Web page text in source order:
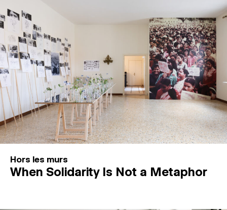
Hors les murs
When Solidarity Is Not a Metaphor